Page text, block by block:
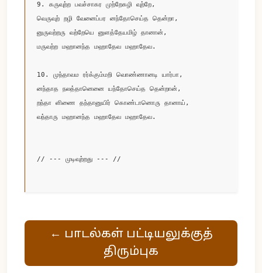
9. கருவுற்ற பவச்சாகர முற்றேகழி வுற்றே,
வெருவுற் றழி வேனைப்பர னந்தோசெய்த தென்றா,
னுருவற்றரு வற்றேயெ னுளத்தேயமிழ் தானான்,
மருவற்ற மஹானந்த மஹாதேவ மஹாதேவ.
10. முந்தாவம ரர்க்கும்மறி வொண்ணானடி யார்பா,
னந்தாத நலத்தானெனை யந்தோசெய்த தென்றான்,
றந்தா ளிணை தந்தானுயிர் கொண்டானொரு தானாய்,
வந்தாரு மஹானந்த மஹாதேவ மஹாதேவ.
// --- முடிவுற்றது --- //
← பாடல்கள் பட்டியலுக்குத்
திரும்புக